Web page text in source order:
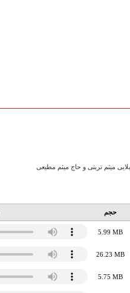
میثم تربتی و حاج میثم مطیعی
حجم
5.99 MB
26.23 MB
5.75 MB